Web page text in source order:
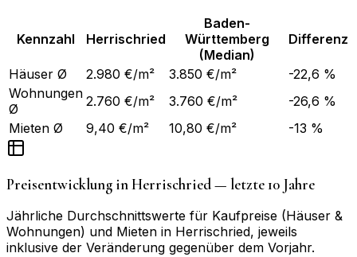
Kennzahl Herrischried
Baden-
Württemberg
(Median)
Differenz
Häuser Ø 2.980 €/m² 3.850 €/m²
-22,6 %
Wohnungen
Ø
2.760 €/m² 3.760 €/m²
-26,6 %
Mieten Ø
9,40 €/m² 10,80 €/m² -13 %
Preisentwicklung inHerrischried— letzte 10 Jahre
Jährliche Durchschnittswerte für Kaufpreise (Häuser &
Wohnungen) und Mieten in Herrischried, jeweils
inklusive der Veränderung gegenüber dem Vorjahr.